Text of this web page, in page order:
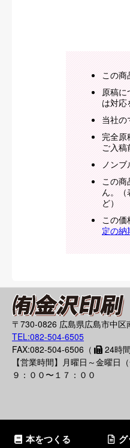
この商
原稿に
は対応
当社の
完全原
ご入稿
ノンブ
この商
ん。（
ど）
この価
定の納
〒730-0826 広島県広島市中区
TEL:082-504-6505
FAX:082-504-6506（
24時
【営業時間】月曜日～金曜日
９：００〜１７：００
本をつくる